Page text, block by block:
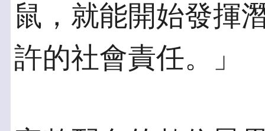
鼠，就能開始發揮
許的社會責任。」